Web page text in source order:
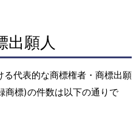
出願人
代表的な商標権者・商標出願
商標)の件数は以下の通りで